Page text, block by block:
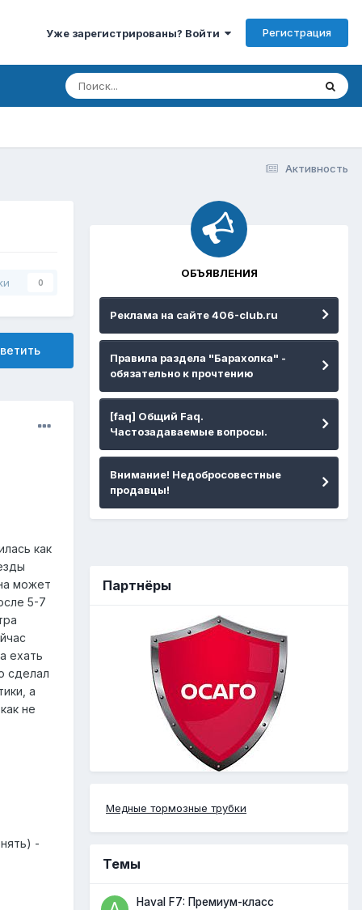
Уже зарегистрированы? Войти Регистрация
Активность
0
как
может
5-7
ехать
сделал
а
не
-
ОБЪЯВЛЕНИЯ
Реклама на сайте 406-club.ru
Правила раздела "Барахолка" -
обязательно к прочтению
[faq] Общий Faq.
Частозадаваемые вопросы.
Внимание! Недобросовестные
продавцы!
Партнёры
Медные тормозные трубки
Темы
Haval F7: Премиум-класс